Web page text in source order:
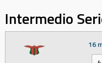
Intermedio
16